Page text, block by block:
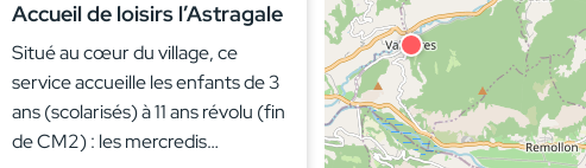
Accueil de loisirs l’Astragale
Situé au cœur du village, ce
service accueille les enfants de 3
ans (scolarisés) à 11 ans révolu (fin
de CM2) : les mercredis…